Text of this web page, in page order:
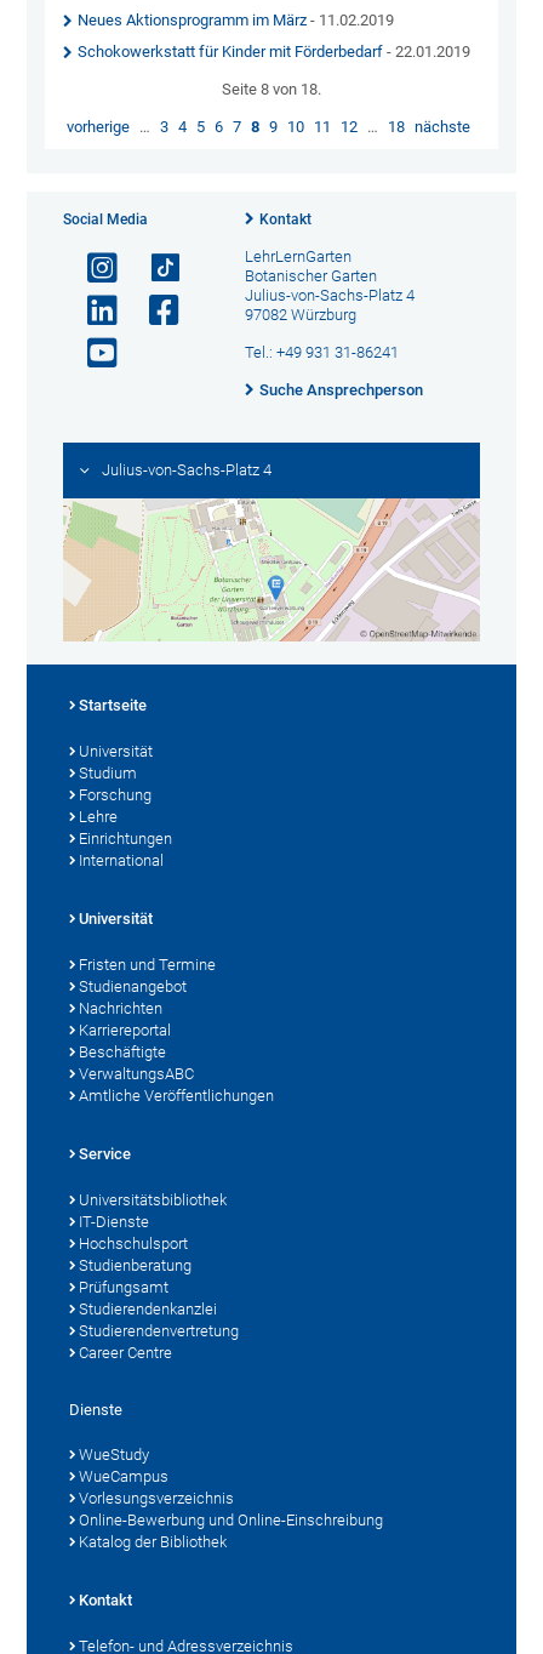
Neues Aktionsprogramm im März - 11.02.2019
Schokowerkstatt für Kinder mit Förderbedarf - 22.01.2019
Seite 8 von 18.
vorherige … 3 4 5 6 7 8 9 10 11 12 … 18 nächste
Social Media Kontakt
LehrLernGarten
Botanischer Garten
Julius-von-Sachs-Platz 4
97082 Würzburg
Tel.: +49 931 31-86241
Suche Ansprechperson
Julius-von-Sachs-Platz 4
Startseite
Universität
Studium
Forschung
Lehre
Einrichtungen
International
Universität
Fristen und Termine
Studienangebot
Nachrichten
Karriereportal
Beschäftigte
VerwaltungsABC
Amtliche Veröffentlichungen
Service
Universitätsbibliothek
IT-Dienste
Hochschulsport
Studienberatung
Prüfungsamt
Studierendenkanzlei
Studierendenvertretung
Career Centre
Dienste
WueStudy
WueCampus
Vorlesungsverzeichnis
Online-Bewerbung und Online-Einschreibung
Katalog der Bibliothek
Kontakt
Telefon- und Adressverzeichnis